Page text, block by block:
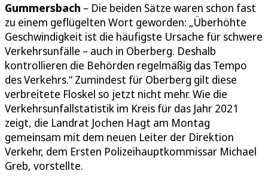
Gummersbach – Die beiden Sätze waren schon fast
zu einem geflügelten Wort geworden: „Überhöhte
Geschwindigkeit ist die häufigste Ursache für schwere
Verkehrsunfälle – auch in Oberberg. Deshalb
kontrollieren die Behörden regelmäßig das Tempo
des Verkehrs.“ Zumindest für Oberberg gilt diese
verbreitete Floskel so jetzt nicht mehr. Wie die
Verkehrsunfallstatistik im Kreis für das Jahr 2021
zeigt, die Landrat Jochen Hagt am Montag
gemeinsam mit dem neuen Leiter der Direktion
Verkehr, dem Ersten Polizeihauptkommissar Michael
Greb, vorstellte.